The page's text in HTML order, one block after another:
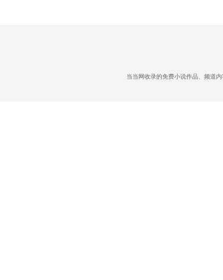
当当网收录的免费小说作品、频道